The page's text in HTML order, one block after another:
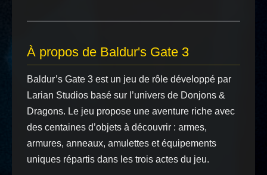
À propos de Baldur's Gate 3
Baldur’s Gate 3 est un jeu de rôle développé par
Larian Studios basé sur l’univers de Donjons &
Dragons. Le jeu propose une aventure riche avec
des centaines d’objets à découvrir : armes,
armures, anneaux, amulettes et équipements
uniques répartis dans les trois actes du jeu.